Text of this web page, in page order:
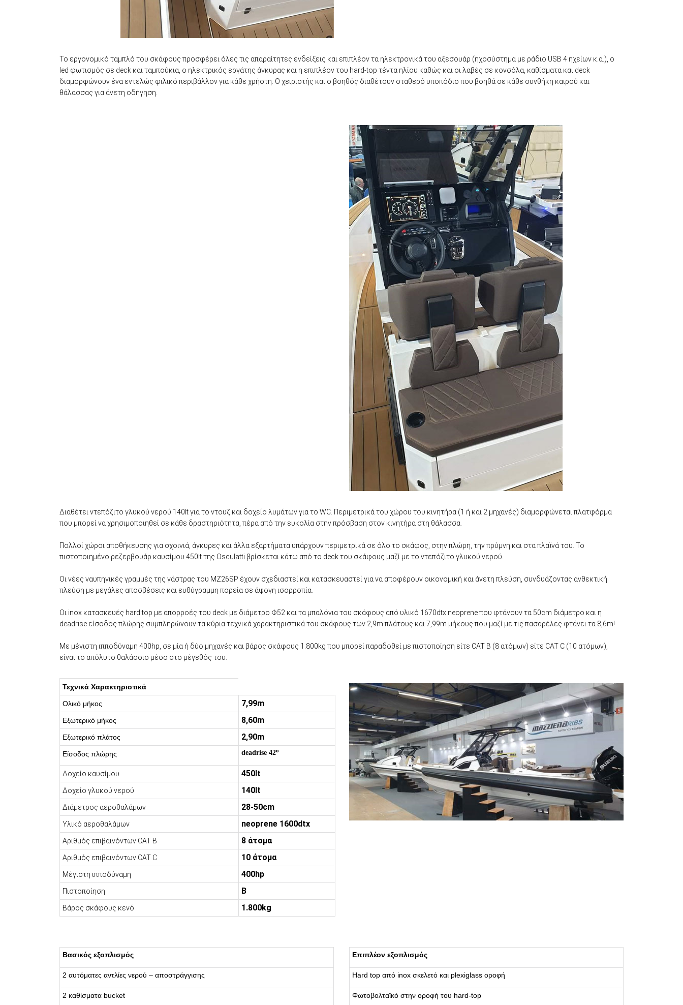
Το εργονομικό ταμπλό του σκάφους προσφέρει όλες τις απαραίτητες ενδείξεις και επιπλέον τα ηλεκτρονικά του αξεσουάρ (ηχοσύστημα με ράδιο USB 4 ηχείων κ.α.), ο
led φωτισμός σε deck και ταμπούκια, ο ηλεκτρικός εργάτης άγκυρας και η επιπλέον του hard-top τέντα ηλίου καθώς και οι λαβές σε κονσόλα, καθίσματα και deck
διαμορφώνουν ένα εντελώς φιλικό περιβάλλον για κάθε χρήστη. Ο χειριστής και ο βοηθός διαθέτουν σταθερό υποπόδιο που βοηθά σε κάθε συνθήκη καιρού και
θάλασσας για άνετη οδήγηση.
Διαθέτει ντεπόζιτο γλυκού νερού 140lt για το ντουζ και δοχείο λυμάτων για το WC. Περιμετρικά του χώρου του κινητήρα (1 ή και 2 μηχανές) διαμορφώνεται πλατφόρμα
που μπορεί να χρησιμοποιηθεί σε κάθε δραστηριότητα, πέρα από την ευκολία στην πρόσβαση στον κινητήρα στη θάλασσα.
Πολλοί χώροι αποθήκευσης για σχοινιά, άγκυρες και άλλα εξαρτήματα υπάρχουν περιμετρικά σε όλο το σκάφος, στην πλώρη, την πρύμνη και στα πλαϊνά του. Το
πιστοποιημένο ρεζερβουάρ καυσίμου 450lt της Osculatti βρίσκεται κάτω από το deck του σκάφους μαζί με το ντεπόζιτο γλυκού νερού.
Οι νέες ναυπηγικές γραμμές της γάστρας του MZ26SP έχουν σχεδιαστεί και κατασκευαστεί για να αποφέρουν οικονομική και άνετη πλεύση, συνδυάζοντας ανθεκτική
πλεύση με μεγάλες αποσβέσεις και ευθύγραμμη πορεία σε άψογη ισορροπία.
Οι inox κατασκευές hard top με απορροές του deck με διάμετρο Φ52 και τα μπαλόνια του σκάφους από υλικό 1670dtx neoprene που φτάνουν τα 50cm διάμετρο και η
deadrise είσοδος πλώρης συμπληρώνουν τα κύρια τεχνικά χαρακτηριστικά του σκάφους των 2,9m πλάτους και 7,99m μήκους που μαζί με τις πασαρέλες φτάνει τα 8,6m!
Με μέγιστη ιπποδύναμη 400hp, σε μία ή δύο μηχανές και βάρος σκάφους 1.800kg που μπορεί παραδοθεί με πιστοποίηση είτε CAT B (8 ατόμων) είτε CAT C (10 ατόμων),
είναι το απόλυτο θαλάσσιο μέσο στο μέγεθός του.
Τεχνικά Χαρακτηριστικά
Ολικό μήκος 7,99m
Εξωτερικό μήκος 8,60m
Εξωτερικό πλάτος 2,90m
Είσοδος πλώρης deadrise 42ο
Δοχείο καυσίμου 450lt
Δοχείο γλυκού νερού 140lt
Διάμετρος αεροθαλάμων 28-50cm
Υλικό αεροθαλάμων neoprene 1600dtx
Αριθμός επιβαινόντων CAT B 8 άτομα
Αριθμός επιβαινόντων CAT C 10 άτομα
Μέγιστη ιπποδύναμη 400hp
Πιστοποίηση B
Βάρος σκάφους κενό 1.800kg
Βασικός εξοπλισμός
2 αυτόματες αντλίες νερού – αποστράγγισης
2 καθίσματα bucket
Επιπλέον εξοπλισμός
Hard top από inox σκελετό και plexiglass οροφή
Φωτοβολταϊκό στην οροφή του hard-top